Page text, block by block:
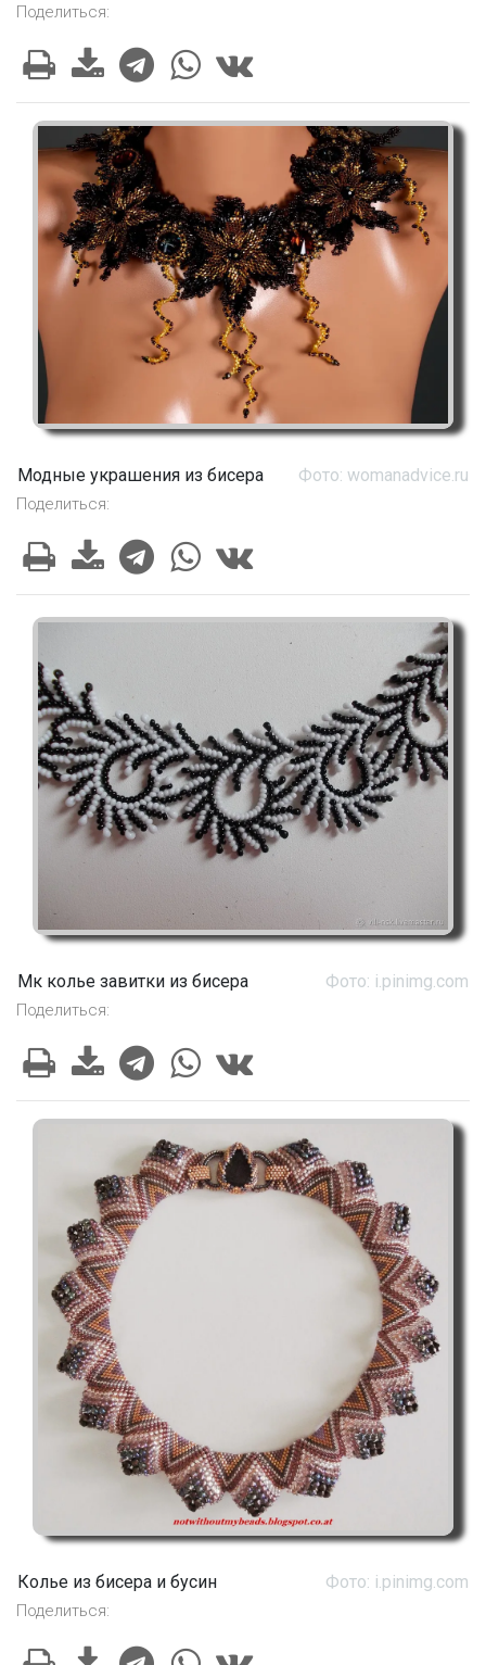
Поделиться:
Модные украшения из бисера Фото: womanadvice.ru
Поделиться:
Мк колье завитки из бисера Фото: i.pinimg.com
Поделиться:
Колье из бисера и бусин Фото: i.pinimg.com
Поделиться: